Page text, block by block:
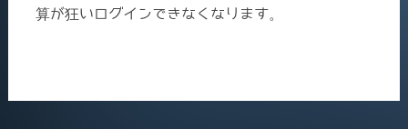
算が狂いログインできなくなります。